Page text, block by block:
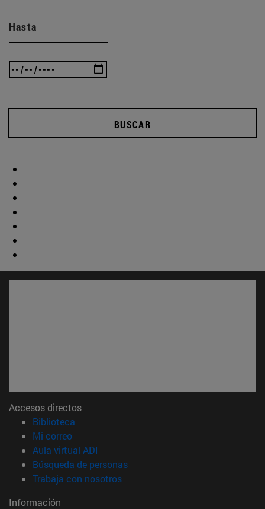
Hasta
BUSCAR
Accesos directos
Biblioteca
Mi correo(abre en nueva ventana)
Aula virtual ADI
Búsqueda de personas(abre en nueva ventana)
Trabaja con nosotros(abre en nueva ventana)
Información